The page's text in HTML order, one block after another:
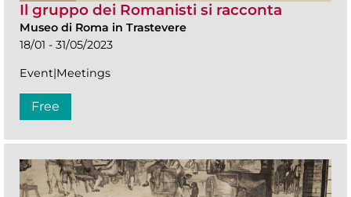
Il gruppo dei Romanisti si racconta
Museo di Roma in Trastevere
18/01 - 31/05/2023
Event|Meetings
Free